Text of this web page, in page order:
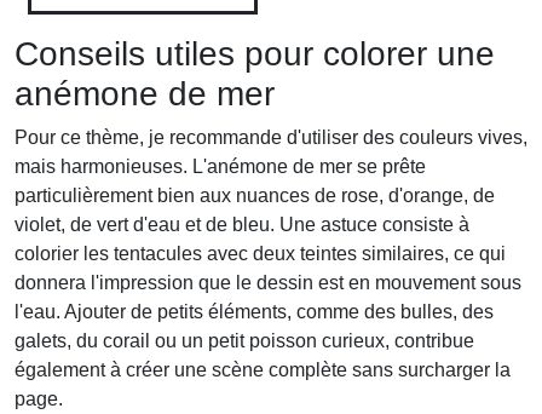
Conseils utiles pour colorer une
anémone de mer
Pour ce thème, je recommande d'utiliser des couleurs vives,
mais harmonieuses. L'anémone de mer se prête
particulièrement bien aux nuances de rose, d'orange, de
violet, de vert d'eau et de bleu. Une astuce consiste à
colorier les tentacules avec deux teintes similaires, ce qui
donnera l'impression que le dessin est en mouvement sous
l'eau. Ajouter de petits éléments, comme des bulles, des
galets, du corail ou un petit poisson curieux, contribue
également à créer une scène complète sans surcharger la
page.